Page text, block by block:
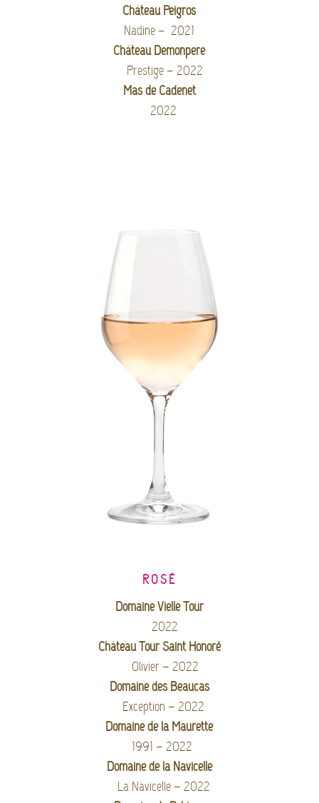
Château Peigros
Nadine – 2021
Château Demonpère
Prestige – 2022
Mas de Cadenet
2022
ROSÉ
Domaine Vielle Tour
2022
Château Tour Saint Honoré
Olivier – 2022
Domaine des Beaucas
Exception – 2022
Domaine de la Maurette
1991 – 2022
Domaine de la Navicelle
La Navicelle – 2022